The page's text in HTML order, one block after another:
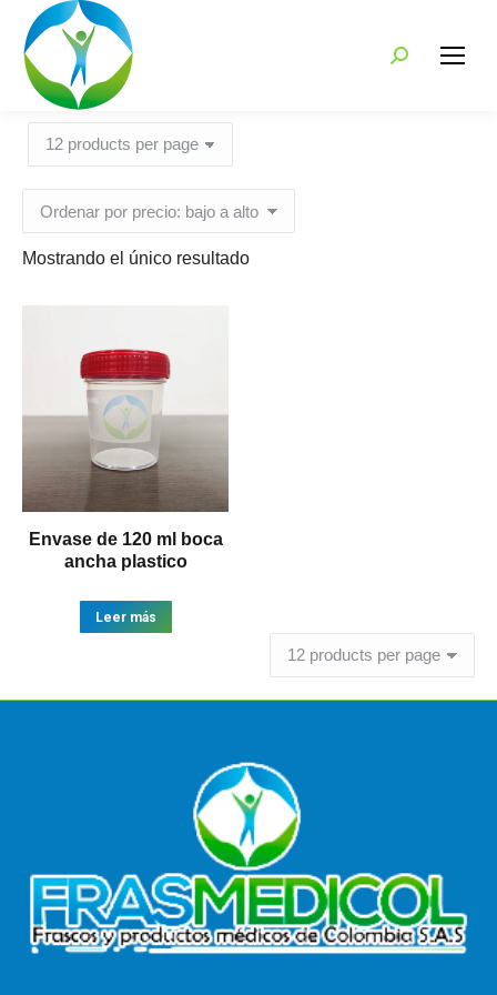
Search:
Mostrando el único resultado
Envase de 120 ml boca
ancha plastico
Leer más